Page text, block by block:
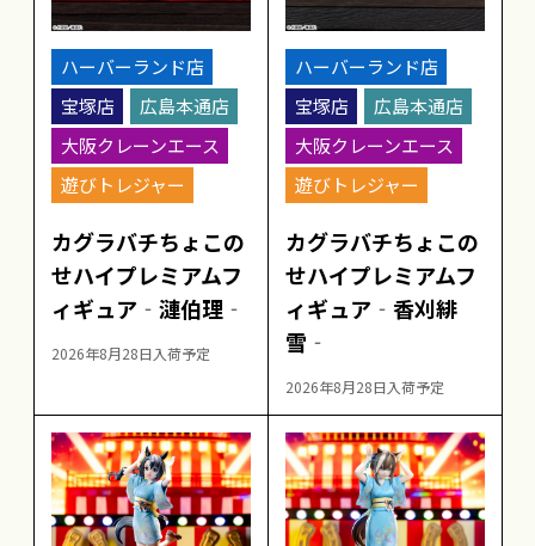
ハーバーランド店
宝塚店
広島本通店
大阪クレーンエース
遊びトレジャー
カグラバチちょこの
せハイプレミアムフ
ィギュア‐漣伯理‐
2026年8月28日入荷予定
ハーバーランド店
宝塚店
広島本通店
大阪クレーンエース
遊びトレジャー
カグラバチちょこの
せハイプレミアムフ
ィギュア‐香刈緋
雪‐
2026年8月28日入荷予定